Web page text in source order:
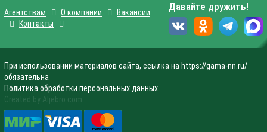
Агентствам О компании
Вакансии
Контакты
Давайте дружить!
При использовании материалов сайта, ссылка на https://gama-nn.ru/
обязательна
Политика обработки персональных данных
Created by Aljebro.com